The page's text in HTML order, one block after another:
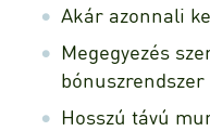
Akár azonnali
Megegyezés
bónuszrendszer
Hosszú távú